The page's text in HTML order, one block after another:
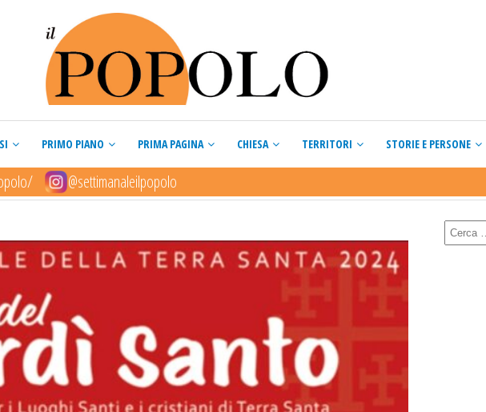
PRIMO PIANO PRIMA PAGINA CHIESA TERRITORI STORIE E PERSONE
@settimanaleilpopolo